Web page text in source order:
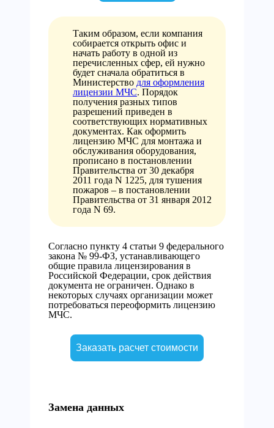
Таким образом, если компания
собирается открыть офис и
начать работу в одной из
перечисленных сфер, ей нужно
будет сначала обратиться в
Министерство для оформления
лицензии МЧС. Порядок
получения разных типов
разрешений приведен в
соответствующих нормативных
документах. Как оформить
лицензию МЧС для монтажа и
обслуживания оборудования,
прописано в постановлении
Правительства от 30 декабря
2011 года N 1225, для тушения
пожаров – в постановлении
Правительства от 31 января 2012
года N 69.
Согласно пункту 4 статьи 9 федерального
закона № 99-ФЗ, устанавливающего
общие правила лицензирования в
Российской Федерации, срок действия
документа не ограничен. Однако в
некоторых случаях организации может
потребоваться переоформить лицензию
МЧС.
Заказать расчет стоимости
Замена данных